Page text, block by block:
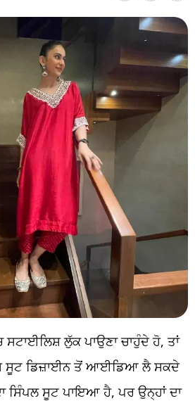
ਲੁੱਕ ਪਾਉਣਾ ਚਾਹੁੰਦੇ ਹੋ, ਤਾਂ
ਸੂਟ ਡਿਜ਼ਾਈਨ ਤੋਂ ਆਈਡਿਆ ਲੈ ਸਕਦੇ
ਸਿੰਪਲ ਸੂਟ ਪਾਇਆ ਹੈ, ਪਰ ਉਨ੍ਹਾਂ ਦਾ